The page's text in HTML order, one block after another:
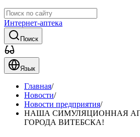
Интернет-аптека
Поиск
Язык
Главная/
Новости/
Новости предприятия/
НАША СИМУЛЯЦИОННАЯ
ГОРОДА ВИТЕБСКА!